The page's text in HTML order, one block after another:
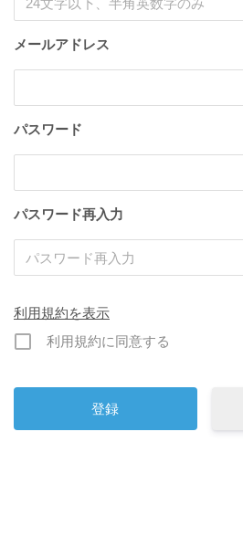
メールアドレス
パスワード
パスワード再入力
利用規約を表示
利用規約に同意する